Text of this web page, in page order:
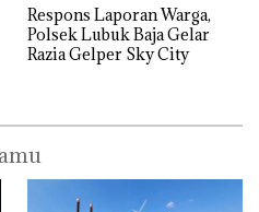
Respons Laporan Warga,
Polsek Lubuk Baja Gelar
Razia Gelper Sky City